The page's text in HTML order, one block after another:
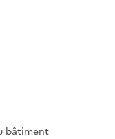
bâtiment